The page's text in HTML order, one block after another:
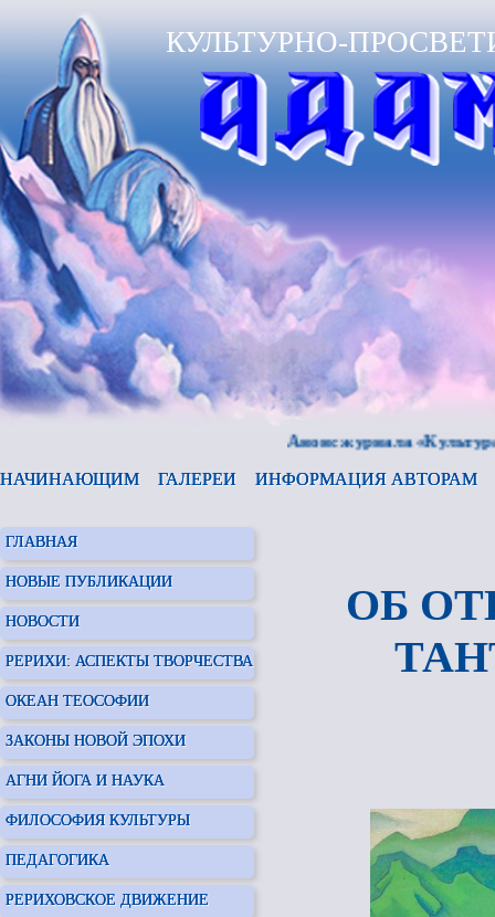
КУЛЬТУРНО-
Анонс журнала «Культура и
НАЧИНАЮЩИМ ГАЛЕРЕИ ИНФОРМАЦИЯ АВТОРАМ
ГЛАВНАЯ
НОВЫЕ ПУБЛИКАЦИИ
НОВОСТИ
РЕРИХИ: АСПЕКТЫ ТВОРЧЕСТВА
ОКЕАН ТЕОСОФИИ
ЗАКОНЫ НОВОЙ ЭПОХИ
АГНИ ЙОГА И НАУКА
ФИЛОСОФИЯ КУЛЬТУРЫ
ПЕДАГОГИКА
РЕРИХОВСКОЕ ДВИЖЕНИЕ
ОБ